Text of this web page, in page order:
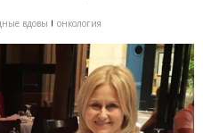
вдовы онкология